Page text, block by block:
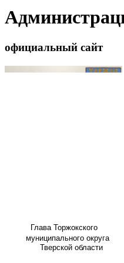
официальный сайт
Глава Торжокского
муниципального округа
Тверской области